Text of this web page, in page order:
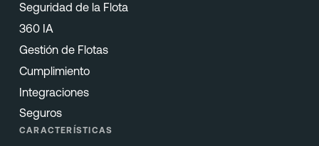
Seguridad de la Flota
360 IA
Gestión de Flotas
Cumplimiento
Integraciones
Seguros
CARACTERÍSTICAS